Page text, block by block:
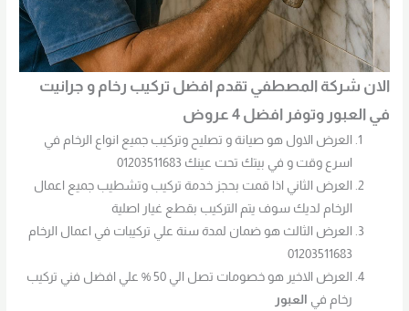
الان شركة المصطفي تقدم افضل تركيب رخام و جرانيت
في العبور وتوفر افضل 4 عروض
العرض الاول هو صيانة و تصليح وتركيب جميع انواع الرخام في
اسرع وقت و في بيتك تحت عينك 01203511683
العرض الثاني اذا قمت بحجز خدمة تركيب وتشطيب جميع اعمال
الرخام لديك سوف يتم التركيب بقطع غيار اصلية
العرض الثالث هو ضمان لمدة سنة علي تركيبات في اعمال الرخام
01203511683
العرض الاخير هو خصومات تصل الي 50 % علي افضل فني تركيب
رخام في العبور